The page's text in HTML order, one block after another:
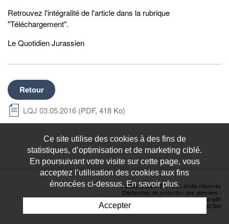
Retrouvez l'intégralité de l'article dans la rubrique
"Téléchargement".
Le Quotidien Jurassien
Retour
LQJ 03.05.2016 (PDF, 418 Ko)
© 2026 SACEN SA. Tous droits réservés
Déclaration de protection des données -
Powered by Artionet-Generated with
IceCube2.Net
Ce site utilise des cookies à des fins de
statistiques, d’optimisation et de marketing ciblé.
En poursuivant votre visite sur cette page, vous
acceptez l’utilisation des cookies aux fins
énoncées ci-dessus. En savoir plus.
Accepter